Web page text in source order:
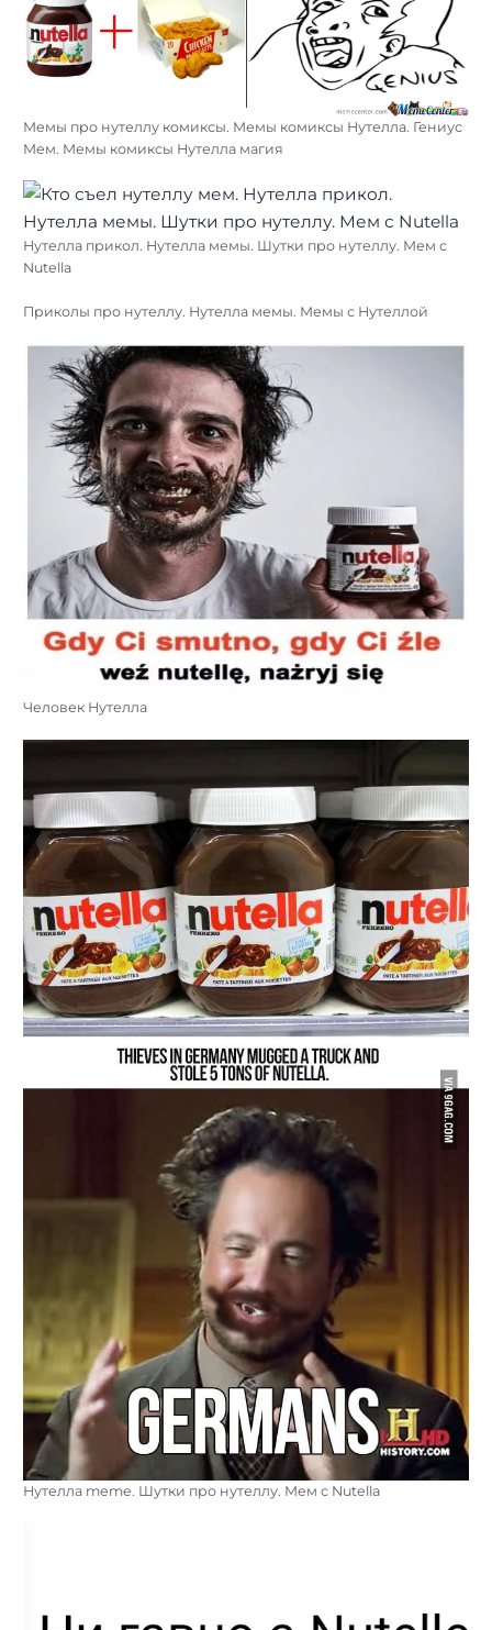
Мемы про нутеллу комиксы. Мемы комиксы Нутелла. Гениус
Мем. Мемы комиксы Нутелла магия
Нутелла прикол. Нутелла мемы. Шутки про нутеллу. Мем с
Nutella
Приколы про нутеллу. Нутелла мемы. Мемы с Нутеллой
Человек Нутелла
Нутелла meme. Шутки про нутеллу. Мем с Nutella